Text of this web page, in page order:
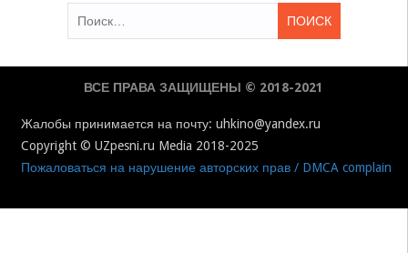
ВСЕ ПРАВА ЗАЩИЩЕНЫ © 2018-2021
Жалобы принимается на почту: uhkino@yandex.ru
Copyright © UZpesni.ru Media 2018-2025
Пожаловаться на нарушение авторских прав / DMCA complain